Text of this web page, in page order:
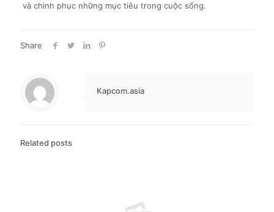
và chinh phục những mục tiêu trong cuộc sống.
Share
Kapcom.asia
Related posts